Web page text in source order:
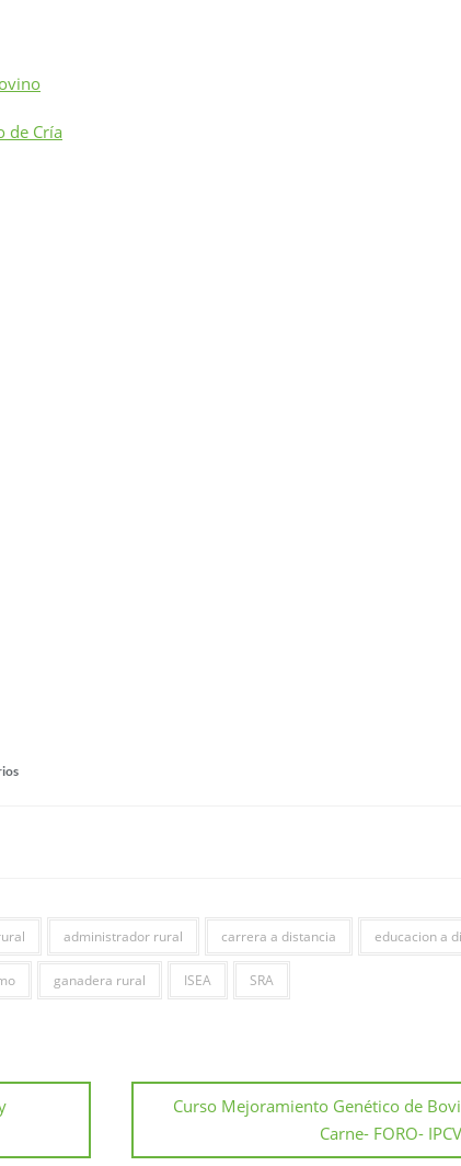
de Cría
administrador rural carrera a distancia educacion a
ganadera rural ISEA SRA
Curso Mejoramiento Genético de
Carne- FORO-